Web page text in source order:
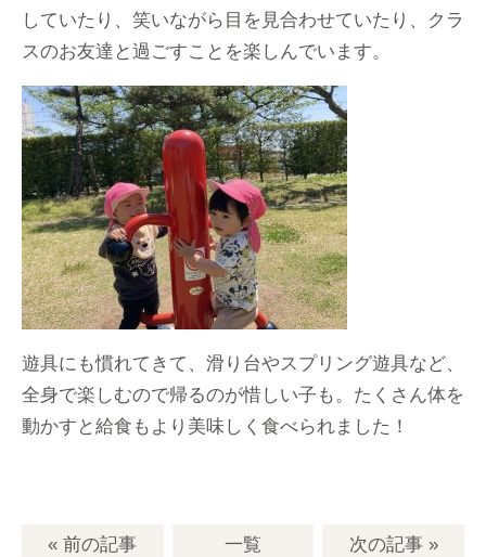
していたり、笑いながら目を見合わせていたり、クラ
スのお友達と過ごすことを楽しんでいます。
遊具にも慣れてきて、滑り台やスプリング遊具など、
全身で楽しむので帰るのが惜しい子も。たくさん体を
動かすと給食もより美味しく食べられました！
« 前の記事 一覧 次の記事»